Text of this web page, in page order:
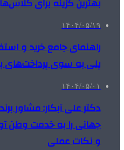
۱۴۰۴/۰۵/۱۹
راهنمای جامع خرید و
پلی به سوی پرداخت‌های
۱۴۰۴/۰۵/۰۱
دکتر علی آبکار: مشاور
جهانی را به خدمت وطن
و نکات عملی